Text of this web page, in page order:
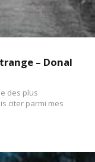
– Donal
des plus
citer parmi mes